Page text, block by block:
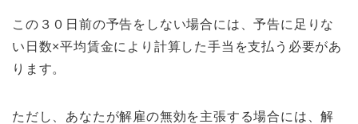
この３０日前の予告をしない場合には、予告に足りな
い日数×平均賃金により計算した手当を支払う必要があ
ります。
ただし、あなたが解雇の無効を主張する場合には、解